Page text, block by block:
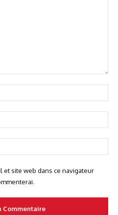
:*
:*
:
et site web dans ce navigateur